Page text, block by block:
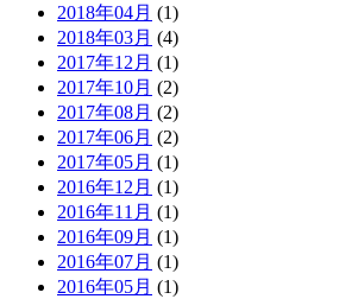
2018年04月 (1)
2018年03月 (4)
2017年12月 (1)
2017年10月 (2)
2017年08月 (2)
2017年06月 (2)
2017年05月 (1)
2016年12月 (1)
2016年11月 (1)
2016年09月 (1)
2016年07月 (1)
2016年05月 (1)